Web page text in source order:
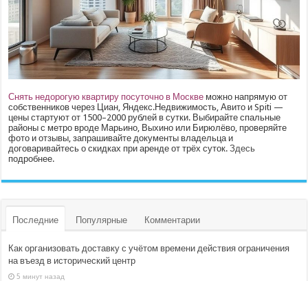
Снять недорогую квартиру посуточно в Москве можно напрямую от
собственников через Циан, Яндекс.Недвижимость, Авито и Spiti —
цены стартуют от 1500–2000 рублей в сутки. Выбирайте спальные
районы с метро вроде Марьино, Выхино или Бирюлёво, проверяйте
фото и отзывы, запрашивайте документы владельца и
договаривайтесь о скидках при аренде от трёх суток.Здесь
подробнее.
Последние Популярные Комментарии
Как организовать доставку с учётом времени действия ограничения
на въезд в исторический центр
5 минут назад